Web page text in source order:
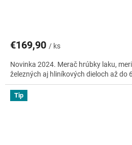
€169,90 / ks
Novinka 2024. Merač hrúbky laku,
železných aj hliníkových dieloch až do
Tip